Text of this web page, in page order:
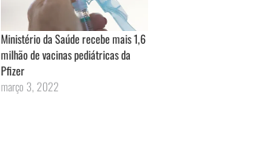
Ministério da Saúde recebe mais 1,6
milhão de vacinas pediátricas da
Pfizer
março 3, 2022